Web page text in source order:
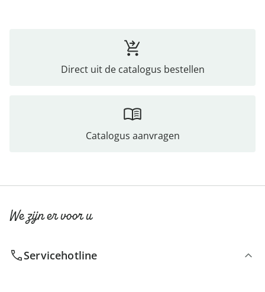
Direct uit de catalogus bestellen
Catalogus aanvragen
We zijn er voor u
Servicehotline